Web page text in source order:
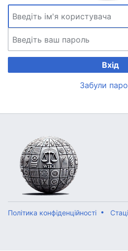
Вхід
Забули
Політика конфіденційності